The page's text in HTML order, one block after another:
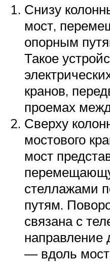
Снизу
мост,
опорным
Такое
кранов,
проемах
Сверху
мостового
мост
стеллажами
путям.
связана с
направление
— вдоль